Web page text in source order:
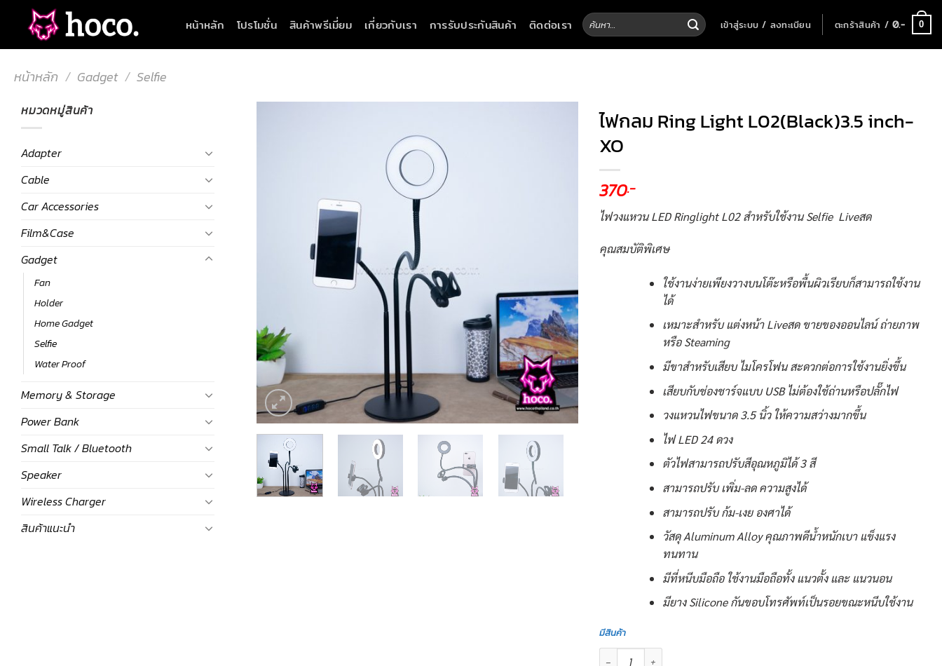
content
หน้าหลัก โปรโมชั่น สินค้าพรีเมี่ยม เกี่ยวกับเรา การรับประกันสินค้า ติดต่อเรา ค้นหา: เข้าสู่ระบบ / ลงทะเบียน ตะกร้าสินค้า /0.- 0
หน้าหลัก / Gadget / Selfie
หมวดหมู่สินค้า
Adapter
Cable
Car Accessories
Film&Case
Gadget
Fan
Holder
Home Gadget
Selfie
Water Proof
Memory & Storage
Power Bank
Small Talk / Bluetooth
Speaker
Wireless Charger
สินค้าแนะนำ
ไฟกลม Ring Light L02(Black)3.5 inch-
XO
370.-
ไฟวงแหวน LED Ringlight L02 สำหรับใช้งาน Selfie Liveสด
คุณสมบัติพิเศษ
ใช้งานง่ายเพียงวางบนโต๊ะหรือพื้นผิวเรียบก็สามารถใช้งาน
ได้
เหมาะสำหรับ แต่งหน้า Liveสด ขายของออนไลน์ ถ่ายภาพ
หรือ Steaming
มีขาสำหรับเสียบ ไมโครโฟน สะดวกต่อการใช้งานยิ่งขึ้น
เสียบกับช่องชาร์จแบบ USB ไม่ต้องใช้ถ่านหรือปลั๊กไฟ
วงแหวนไฟขนาด 3.5 นิ้ว ให้ความสว่างมากขึ้น
ไฟ LED 24 ดวง
ตัวไฟสามารถปรับสีอุณหภูมิได้ 3 สี
สามารถปรับ เพิ่ม-ลด ความสูงได้
สามารถปรับ ก้ม-เงย องศาได้
วัสดุ Aluminum Alloy คุณภาพดีน้ำหนักเบา แข็งแรง
ทนทาน
มีที่หนีบมือถือ ใช้งานมือถือทั้ง แนวตั้ง และ แนวนอน
มียาง Silicone กันขอบโทรศัพท์เป็นรอยขณะหนีบใช้งาน
มีสินค้า
จำนวน ไฟกลม Ring Light L02(Black)3.5 inch-XO ชิ้น